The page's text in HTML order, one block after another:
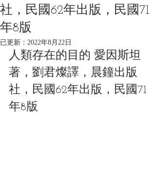
社，民國62年出版，民國71
年8版
已更新： 2022年8月22日
人類存在的目的 愛因斯坦
著，劉君燦譯，晨鐘出版
社，民國62年出版，民國71
年8版